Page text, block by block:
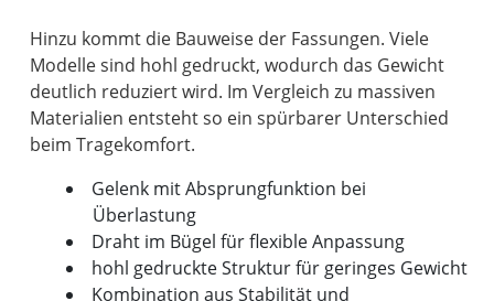
Hinzu kommt die Bauweise der Fassungen. Viele
Modelle sind hohl gedruckt, wodurch das Gewicht
deutlich reduziert wird. Im Vergleich zu massiven
Materialien entsteht so ein spürbarer Unterschied
Gelenk mit Absprungfunktion bei
Überlastung
Draht im Bügel für flexible Anpassung
hohl gedruckte Struktur für geringes Gewicht
Kombination aus Stabilität und